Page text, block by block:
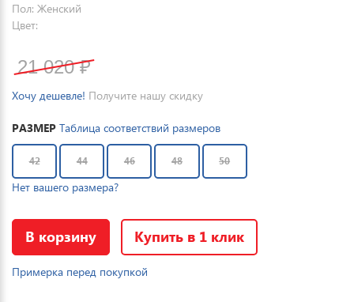
Пол: Женский
Цвет:
21 020₽
Хочу дешевле! Получите нашу скидку
РАЗМЕР Таблица соответствий размеров
42 44 46 48 50
Нет вашего размера?
В корзину Купить в 1 клик
Примерка перед покупкой